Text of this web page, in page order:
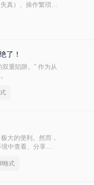
真）、操作繁琐
全的路径。今天分
了！
重陷阱。” 作为从
大的便利。然而，
中查看、分享或
式的实用方法。
格式